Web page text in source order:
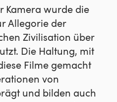
Kamera wurde die
Allegorie der
Zivilisation über
Die Haltung, mit
Filme gemacht
von
und bilden auch